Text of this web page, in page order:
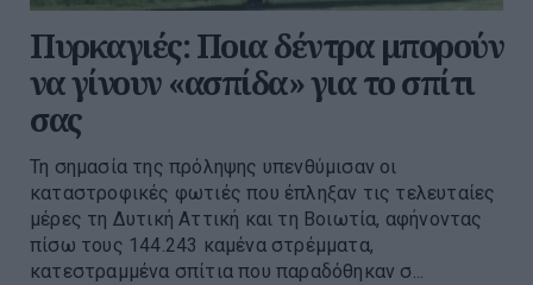
Πυρκαγιές: Ποια δέντρα μπορούν
να γίνουν «ασπίδα» για το σπίτι
σας
Τη σημασία της πρόληψης υπενθύμισαν οι
καταστροφικές φωτιές που έπληξαν τις τελευταίες
μέρες τη Δυτική Αττική και τη Βοιωτία, αφήνοντας
πίσω τους 144.243 καμένα στρέμματα,
κατεστραμμένα σπίτια που παραδόθηκαν σ...